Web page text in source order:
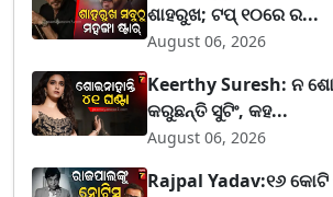
ଶାହରୁଖ; ଟପ୍‌ ୧୦ରେ ର...
August 06, 2026
Keerthy Suresh: ନ
କରୁଛନ୍ତି ସୁଟିଂ, କହ...
August 06, 2026
Rajpal Yadav:୧୬